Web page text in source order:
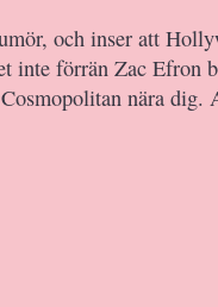
och inser att
inte förrän Zac Efron
nära